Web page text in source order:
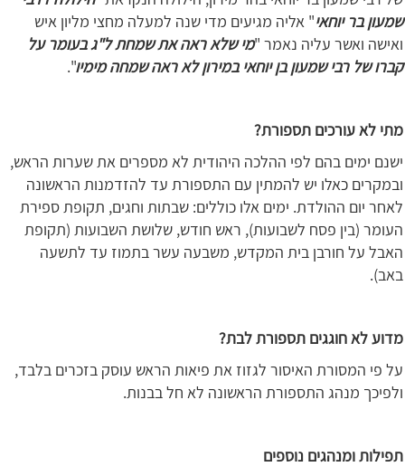
שמעון בר יוחאי" אליה מגיעים מדי שנה למעלה מחצי מליון איש
ואישה ואשר עליה נאמר "מי שלא ראה את שמחת ל"ג בעומר על
קברו של רבי שמעון בן יוחאי במירון לא ראה שמחה מימיו".
מתי לא עורכים תספורת?
ישנם ימים בהם לפי ההלכה היהודית לא מספרים את שערות הראש,
ובמקרים כאלו יש להמתין עם התספורת עד להזדמנות הראשונה
לאחר יום ההולדת. ימים אלו כוללים: שבתות וחגים, תקופת ספירת
העומר (בין פסח לשבועות), ראש חודש, שלושת השבועות (תקופת
האבל על חורבן בית המקדש, משבעה עשר בתמוז עד לתשעה
באב).
מדוע לא חוגגים תספורת לבת?
על פי המסורת האיסור לגזוז את פיאות הראש עוסק בזכרים בלבד,
ולפיכך מנהג התספורת הראשונה לא חל בבנות.
תפילות ומנהגים נוספים